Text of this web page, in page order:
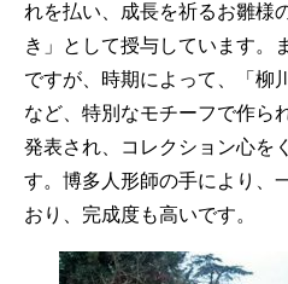
れを払い、成長を祈るお雛様
き」として授与しています。
ですが、時期によって、「柳
など、特別なモチーフで作ら
発表され、コレクション心を
す。博多人形師の手により、
おり、完成度も高いです。